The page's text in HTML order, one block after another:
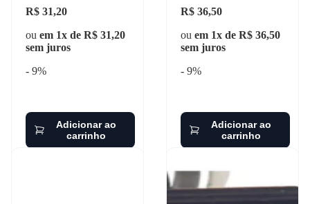
R$ 31,20
ou em 1x de R$ 31,20
sem juros
- 9%
Adicionar ao
carrinho
R$ 36,50
ou em 1x de R$ 36,50
sem juros
- 9%
Adicionar ao
carrinho